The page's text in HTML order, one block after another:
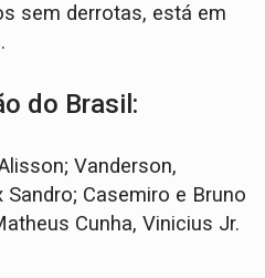
sem derrotas, está em
do Brasil:
Vanderson,
Sandro; Casemiro e Bruno
Cunha, Vinicius Jr.